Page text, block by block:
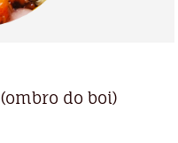
(ombro do boi)